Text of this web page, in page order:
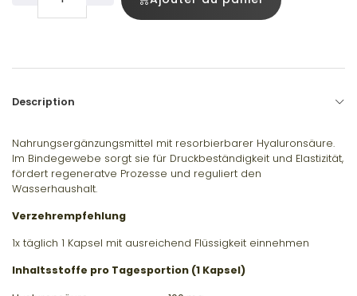
Description
Nahrungsergänzungsmittel mit resorbierbarer Hyaluronsäure.
Im Bindegewebe sorgt sie für Druckbeständigkeit und Elastizität,
fördert regeneratve Prozesse und reguliert den
Wasserhaushalt.
Verzehrempfehlung
1x täglich 1 Kapsel mit ausreichend Flüssigkeit einnehmen
Inhaltsstoffe pro Tagesportion (1 Kapsel)